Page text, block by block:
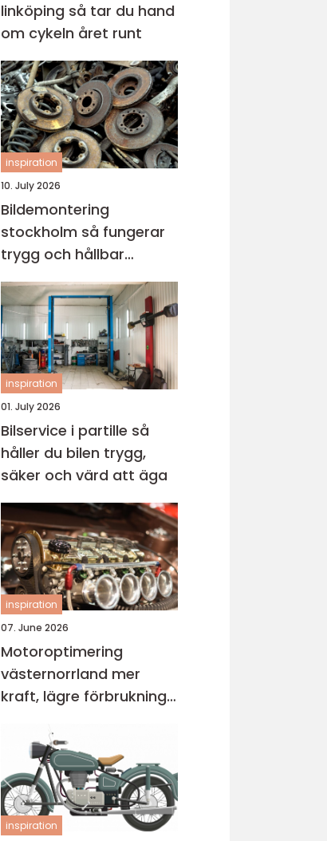
linköping så tar du hand
om cykeln året runt
inspiration
10. July 2026
Bildemontering
stockholm så fungerar
trygg och hållbar
bilskrotning
inspiration
01. July 2026
Bilservice i partille så
håller du bilen trygg,
säker och värd att äga
inspiration
07. June 2026
Motoroptimering
västernorrland mer
kraft, lägre förbrukning
inspiration